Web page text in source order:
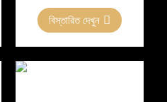
বিস্তারিত দেখুন